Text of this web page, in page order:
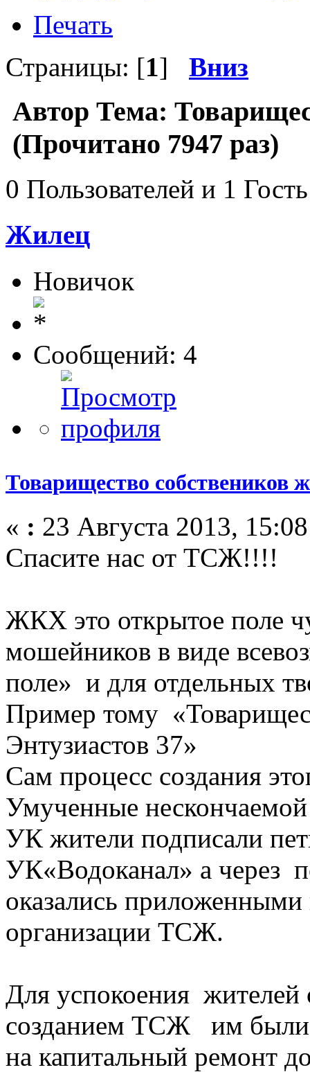
Печать
Страницы: [1] Вниз
Автор Тема:
(Прочитано 7947 раз)
0 Пользователей и 1
Жилец
Новичок
Сообщений: 4
Товарищество собствеников
« : 23 Августа 2013,
Спасите нас от ТСЖ!!!!
ЖКХ это открытое поле
мошейников в виде
поле» и для отдельных
Пример тому
Энтузиастов 37»
Сам процесс создания
Умученные
УК жители подписали
УК«Водоканал» а через
оказались
организации ТСЖ.
Для успокоения
созданием ТСЖ им были
на капитальный ремонт